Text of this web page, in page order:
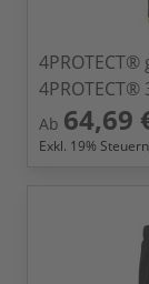
4PROTECT®
Ab 64,69
Exkl. 19%